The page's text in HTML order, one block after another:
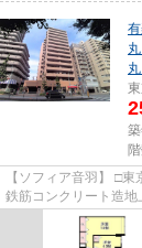
【ソフィア音羽】 □東京都文京区音羽二丁目５－１１ □２００１年3月築 □鉄骨
鉄筋コンクリート造地上14階建て □清水建設施工 □
メトロ有楽町線護国寺